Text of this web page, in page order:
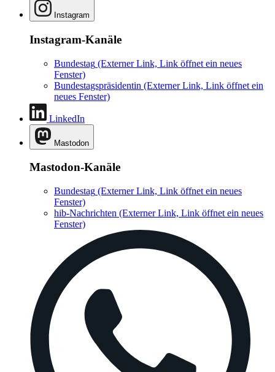
Instagram
Instagram-Kanäle
Bundestag (Externer Link, Link öffnet ein neues
Fenster)
Bundestagspräsidentin (Externer Link, Link öffnet ein
neues Fenster)
LinkedIn
Mastodon
Mastodon-Kanäle
Bundestag (Externer Link, Link öffnet ein neues
Fenster)
hib-Nachrichten (Externer Link, Link öffnet ein neues
Fenster)